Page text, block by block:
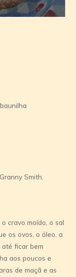
Smith,
cravo moído, o sal
os ovos, o óleo, a
ficar bem
aos poucos e
de maçã e as